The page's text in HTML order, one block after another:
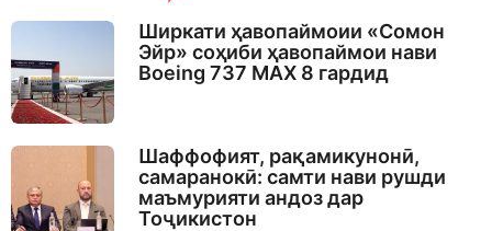
Ширкати ҳавопаймоии «Сомон
Эйр» соҳиби ҳавопаймои нави
Boeing 737 MAX 8 гардид
Шаффофият, рақамикунонӣ,
самаранокӣ: самти нави рушди
маъмурияти андоз дар
Тоҷикистон